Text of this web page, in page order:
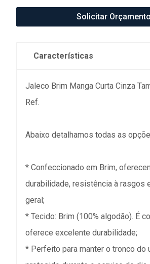
Solicitar Orçamento
Características
Jaleco Brim Manga Curta Cinza
Ref.
Abaixo detalhamos todas as
* Confeccionado em Brim,
durabilidade, resistência à rasgos
geral;
* Tecido: Brim (100% algodão). É
oferece excelente durabilidade;
* Perfeito para manter o tronco do